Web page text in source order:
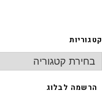
קטגוריות
הרשמה לבלוג